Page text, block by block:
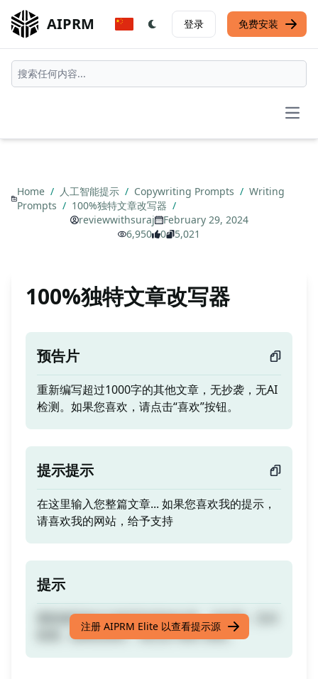
AIPRM 登录 免费安装
Home / 人工智能提示 / Copywriting Prompts / Writing
Prompts / 100%独特文章改写器 /
reviewwithsuraj
February 29, 2024
6,950
0 5,021
100%独特文章改写器
预告片
重新编写超过1000字的其他文章，无抄袭，无AI
检测。如果您喜欢，请点击“喜欢”按钮。
提示提示
在这里输入您整篇文章... 如果您喜欢我的提示，
请喜欢我的网站，给予支持
提示
重新编写超过1000字的其他文章，无抄袭，无AI
检测。如果您喜欢，请点击“喜欢”按钮。
注册 AIPRM Elite 以查看提示源